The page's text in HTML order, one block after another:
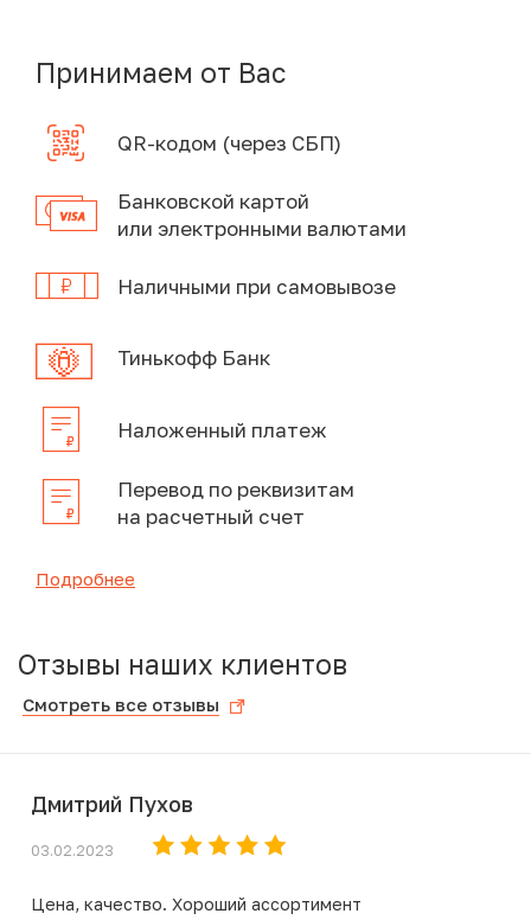
Принимаем от Вас
QR-кодом (через СБП)
Банковской картой
или электронными валютами
Наличными при самовывозе
Тинькофф Банк
Наложенный платеж
Перевод по реквизитам
на расчетный счет
Подробнее
Отзывы наших клиентов
Смотреть все отзывы
Дмитрий Пухов
03.02.2023
Цена, качество. Хороший ассортимент